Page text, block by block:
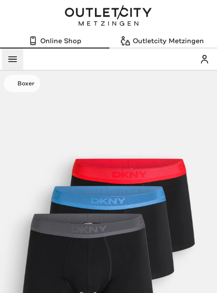
Online Shop Outletcity Metzingen
Menü
Boxer